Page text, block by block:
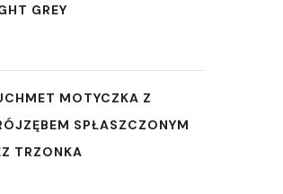
GREY
MOTYCZKA Z
SPŁASZCZONYM
TRZONKA